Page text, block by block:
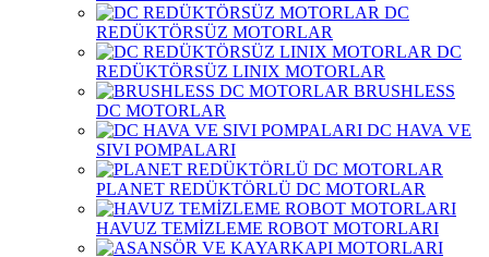
DC
REDÜKTÖRSÜZ MOTORLAR
DC
REDÜKTÖRSÜZ LINIX MOTORLAR
BRUSHLESS
DC MOTORLAR
DC HAVA VE
SIVI POMPALARI
PLANET REDÜKTÖRLÜ DC MOTORLAR
HAVUZ TEMİZLEME ROBOT MOTORLARI